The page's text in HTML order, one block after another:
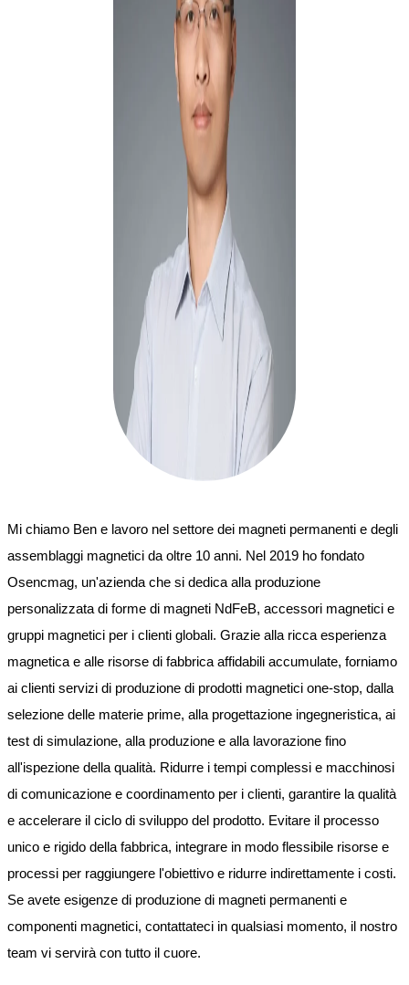
Mi chiamo Ben e lavoro nel settore dei magneti permanenti e degli
assemblaggi magnetici da oltre 10 anni. Nel 2019 ho fondato
Osencmag, un'azienda che si dedica alla produzione
personalizzata di forme di magneti NdFeB, accessori magnetici e
gruppi magnetici per i clienti globali. Grazie alla ricca esperienza
magnetica e alle risorse di fabbrica affidabili accumulate, forniamo
ai clienti servizi di produzione di prodotti magnetici one-stop, dalla
selezione delle materie prime, alla progettazione ingegneristica, ai
test di simulazione, alla produzione e alla lavorazione fino
all'ispezione della qualità. Ridurre i tempi complessi e macchinosi
di comunicazione e coordinamento per i clienti, garantire la qualità
e accelerare il ciclo di sviluppo del prodotto. Evitare il processo
unico e rigido della fabbrica, integrare in modo flessibile risorse e
processi per raggiungere l'obiettivo e ridurre indirettamente i costi.
Se avete esigenze di produzione di magneti permanenti e
componenti magnetici, contattateci in qualsiasi momento, il nostro
team vi servirà con tutto il cuore.